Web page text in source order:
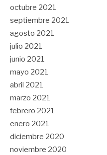
octubre 2021
septiembre 2021
agosto 2021
julio 2021
junio 2021
mayo 2021
abril 2021
marzo 2021
febrero 2021
enero 2021
diciembre 2020
noviembre 2020